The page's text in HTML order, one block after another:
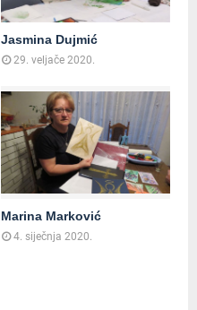
Jasmina Dujmić
29. veljače 2020.
Marina Marković
4. siječnja 2020.